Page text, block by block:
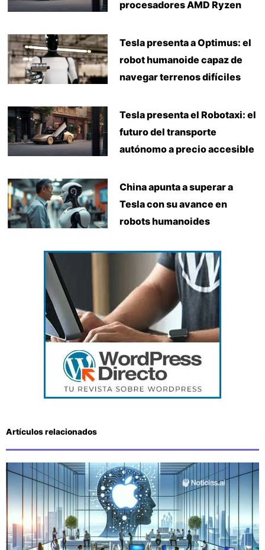
procesadores AMD Ryzen
Tesla presenta a Optimus: el
robot humanoide capaz de
navegar terrenos difíciles
Tesla presenta el Robotaxi: el
futuro del transporte
autónomo a precio accesible
China apunta a superar a
Tesla con su avance en
robots humanoides
Artículos relacionados